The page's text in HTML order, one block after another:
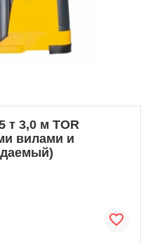
т 3,0 м TOR
вилами и